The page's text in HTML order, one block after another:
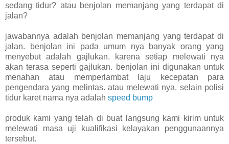
sedang tidur? atau benjolan memanjang yang terdapat di
jalan?
jawabannya adalah benjolan memanjang yang terdapat di
jalan. benjolan ini pada umum nya banyak orang yang
menyebut adalah gajlukan. karena setiap melewati nya
akan terasa seperti gajlukan. benjolan ini digunakan untuk
menahan atau memperlambat laju kecepatan para
pengendara yang melintas. atau melewati nya. selain polisi
tidur karet nama nya adalah speed bump
produk kami yang telah di buat langsung kami kirim untuk
melewati masa uji kualifikasi kelayakan penggunaannya
tersebut.